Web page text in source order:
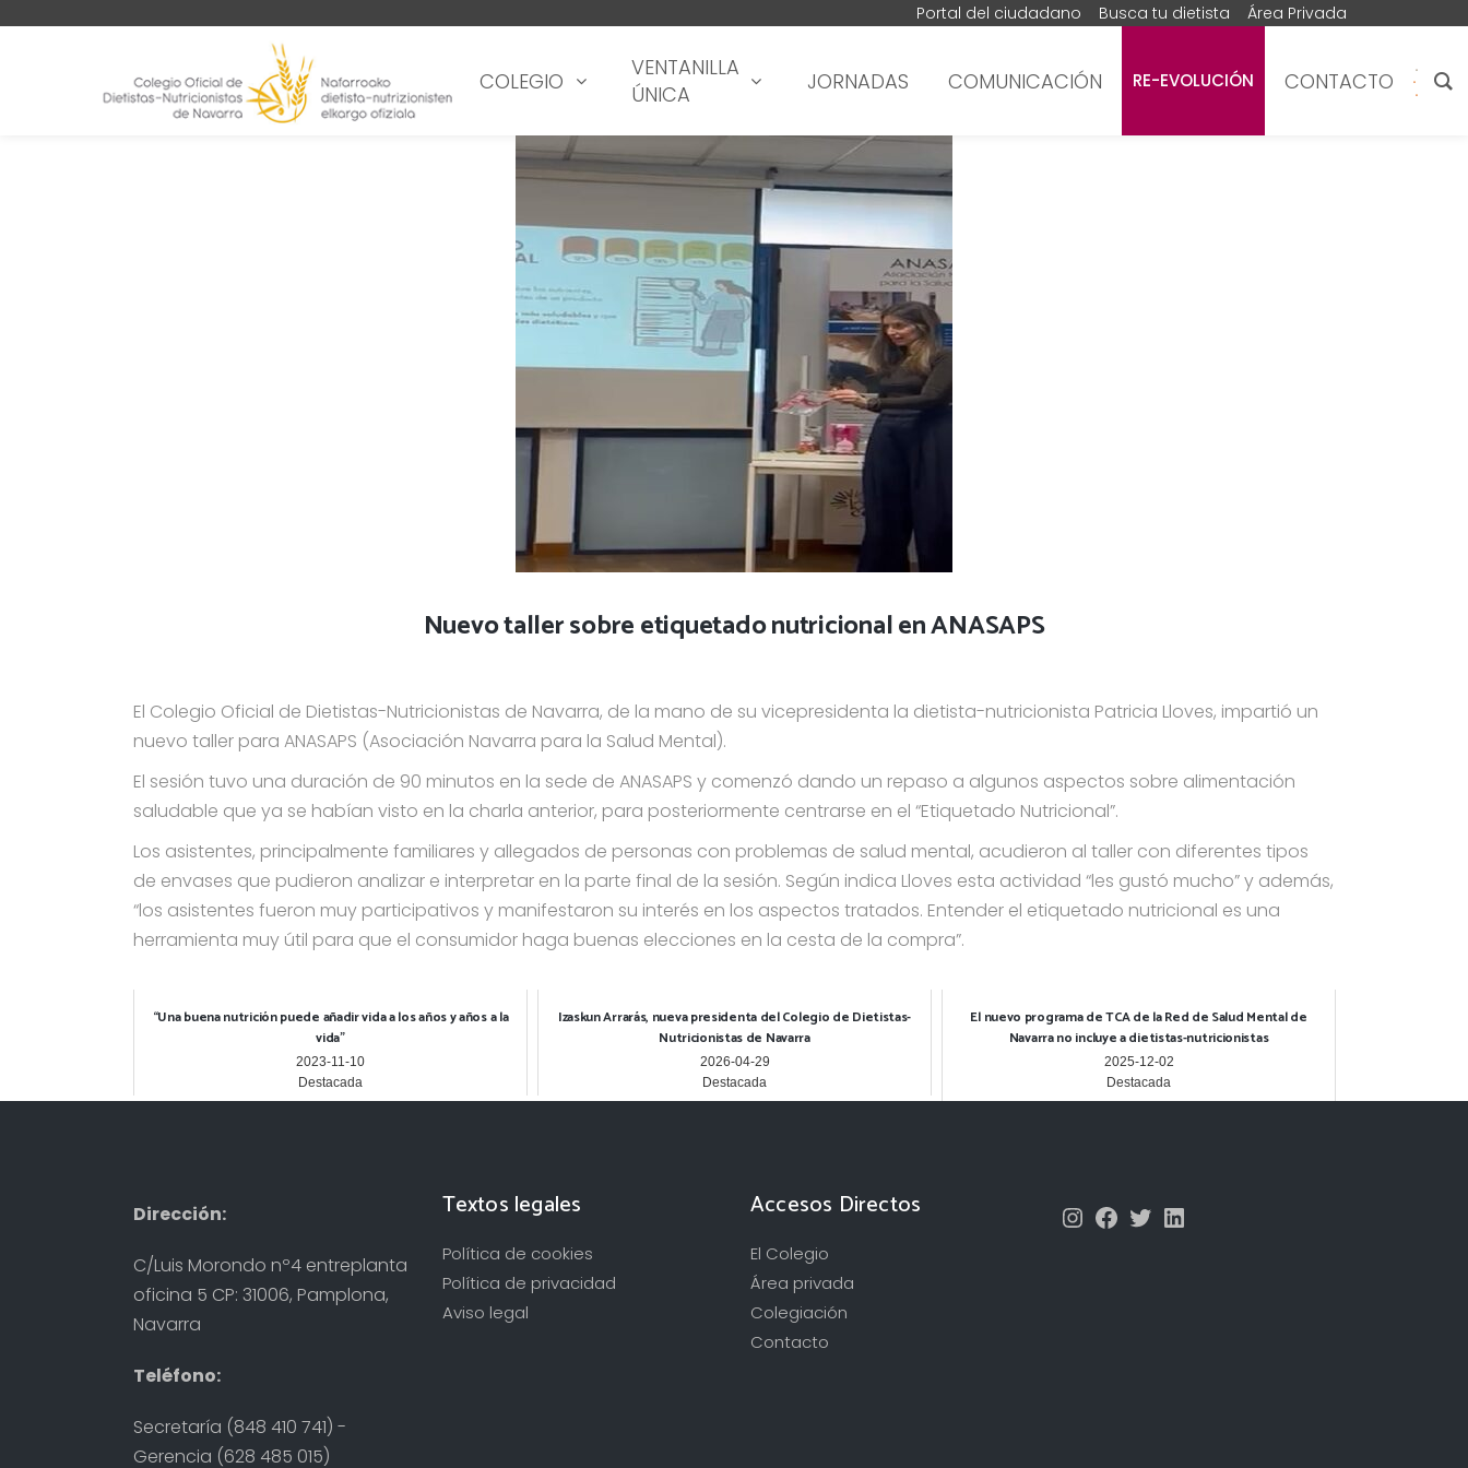
Portal del ciudadano Busca tu dietista Área Privada
COLEGIO
VENTANILLA
ÚNICA
JORNADAS COMUNICACIÓN RE-EVOLUCIÓN CONTACTO
Nuevo taller sobre etiquetado nutricional en ANASAPS
El Colegio Oficial de Dietistas-Nutricionistas de Navarra, de la mano de su vicepresidenta la dietista-nutricionista Patricia Lloves, impartió un
nuevo taller para ANASAPS (Asociación Navarra para la Salud Mental).
El sesión tuvo una duración de 90 minutos en la sede de ANASAPS y comenzó dando un repaso a algunos aspectos sobre alimentación
saludable que ya se habían visto en la charla anterior, para posteriormente centrarse en el “Etiquetado Nutricional”.
Los asistentes, principalmente familiares y allegados de personas con problemas de salud mental, acudieron al taller con diferentes tipos
de envases que pudieron analizar e interpretar en la parte final de la sesión. Según indica Lloves esta actividad “les gustó mucho” y además,
“los asistentes fueron muy participativos y manifestaron su interés en los aspectos tratados. Entender el etiquetado nutricional es una
herramienta muy útil para que el consumidor haga buenas elecciones en la cesta de la compra”.
“Una buena nutrición puede añadir vida a los años y años a la
vida”
2023-11-10
Destacada
Izaskun Arrarás, nueva presidenta del Colegio de Dietistas-
Nutricionistas de Navarra
2026-04-29
Destacada
El nuevo programa de TCA de la Red de Salud Mental de
Navarra no incluye a dietistas-nutricionistas
2025-12-02
Destacada
Dirección:
C/Luis Morondo nº4 entreplanta
oficina 5 CP: 31006, Pamplona,
Navarra
Teléfono:
Secretaría (848 410 741) -
Gerencia (628 485 015)
Textos legales
Política de cookies
Política de privacidad
Aviso legal
Accesos Directos
El Colegio
Área privada
Colegiación
Contacto
Instagram
Facebook
TwitterLinkedIn